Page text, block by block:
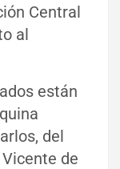
Central
al
están
del
de